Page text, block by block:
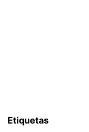
Etiquetas